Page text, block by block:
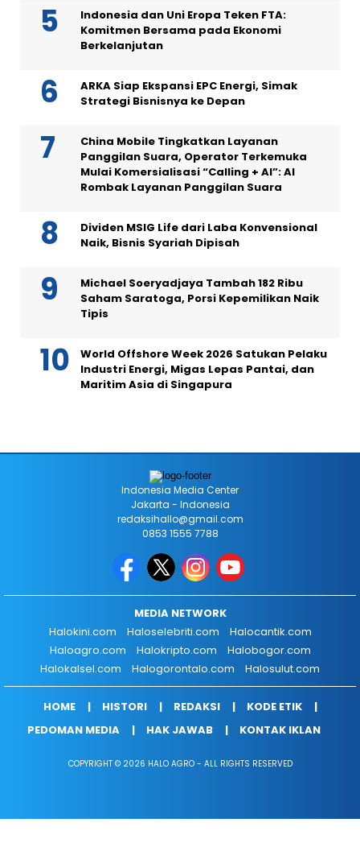
Indonesia dan Uni Eropa Teken FTA:
Komitmen Bersama pada Ekonomi
Berkelanjutan
ARKA Siap Ekspansi EPC Energi, Simak
Strategi Bisnisnya ke Depan
China Mobile Tingkatkan Layanan
Panggilan Suara, Operator Terkemuka
Mulai Komersialisasi “Calling + AI”: AI
Rombak Layanan Panggilan Suara
Dividen MSIG Life dari Laba Konvensional
Naik, Bisnis Syariah Dipisah
Michael Soeryadjaya Tambah 182 Ribu
Saham Saratoga, Porsi Kepemilikan Naik
Tipis
World Offshore Week 2026 Satukan Pelaku
Industri Energi, Migas Lepas Pantai, dan
Maritim Asia di Singapura
Indonesia Media Center
Jakarta - Indonesia
redaksihallo@gmail.com
0853 1555 7788
MEDIA NETWORK
Halokini.com
Haloselebriti.com
Halocantik.com
Haloagro.com
Halokripto.com
Halobogor.com
Halokalsel.com
Halogorontalo.com Halosulut.com
HOME HISTORI REDAKSI
KODE ETIK
PEDOMAN MEDIA
HAK JAWAB KONTAK IKLAN
COPYRIGHT © 2026 HALO AGRO - ALL RIGHTS RESERVED